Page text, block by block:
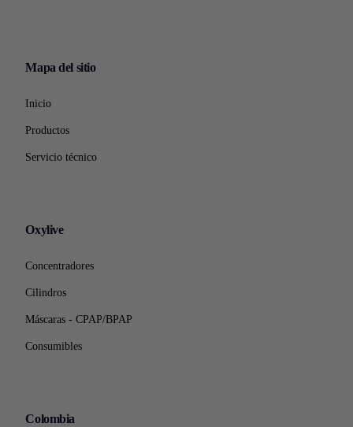
Mapa del sitio
Inicio
Productos
Servicio técnico
Oxylive
Concentradores
Cilindros
Máscaras - CPAP/BPAP
Consumibles
Colombia